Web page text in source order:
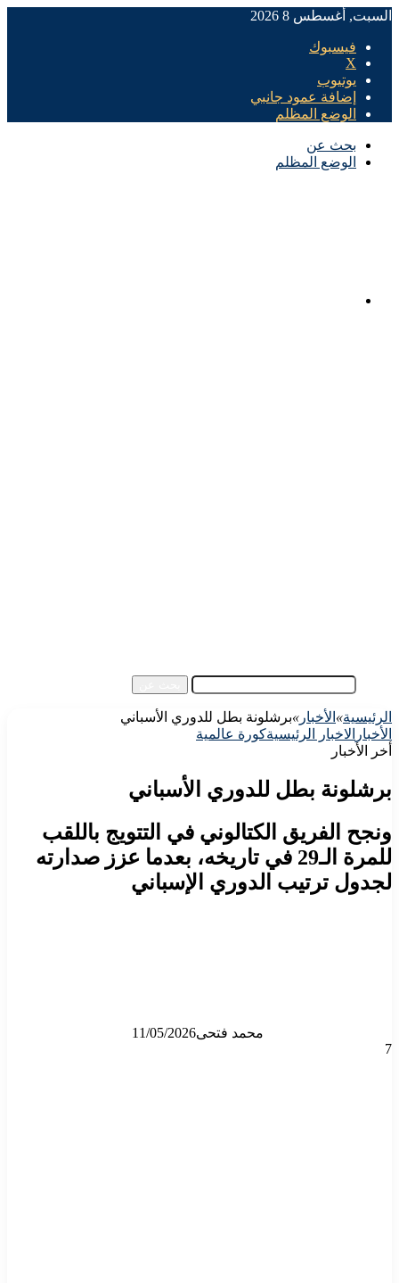
السبت, أغسطس 8 2026
فيسبوك
X
يوتيوب
إضافة عمود جانبي
الوضع المظلم
بحث عن
الوضع المظلم
الرئيسية» الأخبار »برشلونة بطل للدوري الأسباني
الأخبار الاخبار الرئيسيةكورة عالمية
أخر الأخبار
برشلونة بطل للدوري الأسباني
ونجح الفريق الكتالوني في التتويج باللقب
للمرة الـ29 في تاريخه، بعدما عزز صدارته
لجدول ترتيب الدوري الإسباني
محمد فتحى11/05/2026
7